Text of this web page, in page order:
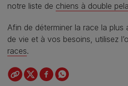
notre liste de chiens à double
Afin de déterminer la race la plus
de vie et à vos besoins, utilisez
races.